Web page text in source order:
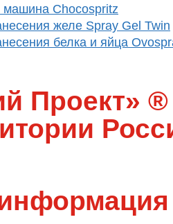
Chocospritz
желе Spray Gel Twin
белка и яйца
Проект»